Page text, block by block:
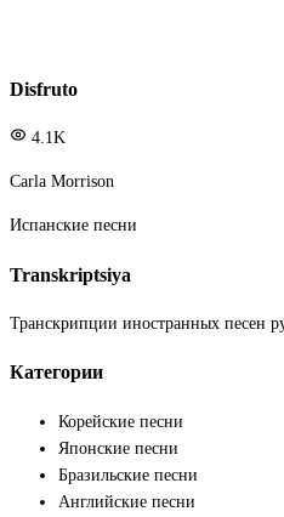
Disfruto
4.1K
Carla Morrison
Испанские песни
Transkriptsiya
Транскрипции иностранных песен
Категории
Корейские песни
Японские песни
Бразильские песни
Английские песни